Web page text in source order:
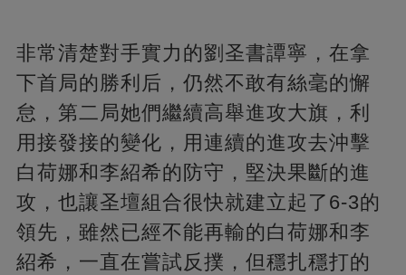
非常清楚對手實力的劉圣書譚寧，在拿
下首局的勝利后，仍然不敢有絲毫的懈
怠，第二局她們繼續高舉進攻大旗，利
用接發接的變化，用連續的進攻去沖擊
白荷娜和李紹希的防守，堅決果斷的進
攻，也讓圣壇組合很快就建立起了6-3的
領先，雖然已經不能再輸的白荷娜和李
紹希，一直在嘗試反撲，但穩扎穩打的